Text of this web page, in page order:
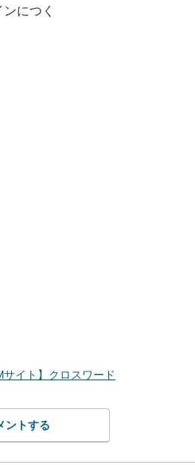
につく
サイト】クロスワード
ントする